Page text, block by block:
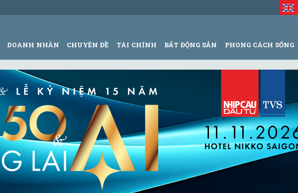
DOANH NHÂN CHUYÊN ĐỀ TÀI CHÍNH BẤT ĐỘNG SẢN PHONG CÁCH SỐNG